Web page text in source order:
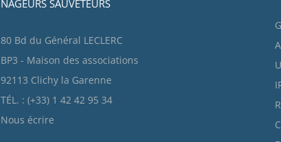
NAGEURS SAUVETEURS
80 Bd du Général LECLERC
BP3 - Maison des associations
92113 Clichy la Garenne
TÉL. : (+33) 1 42 42 95 34
Nous écrire